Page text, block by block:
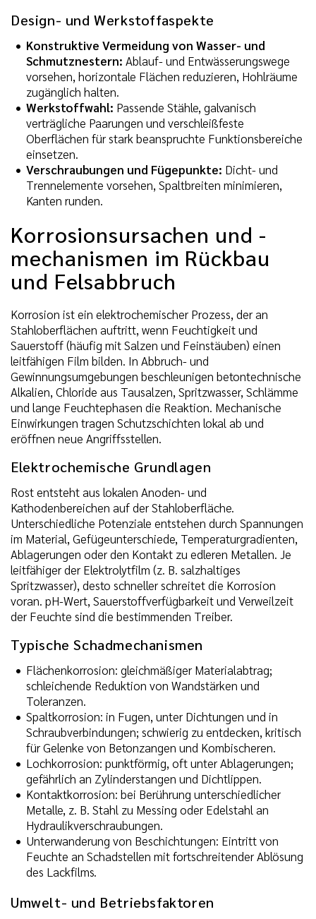
Design- und Werkstoffaspekte
Konstruktive Vermeidung von Wasser- und
Schmutznestern: Ablauf- und Entwässerungswege
vorsehen, horizontale Flächen reduzieren, Hohlräume
zugänglich halten.
Werkstoffwahl: Passende Stähle, galvanisch
verträgliche Paarungen und verschleißfeste
Oberflächen für stark beanspruchte Funktionsbereiche
einsetzen.
Verschraubungen und Fügepunkte: Dicht- und
Trennelemente vorsehen, Spaltbreiten minimieren,
Kanten runden.
Korrosionsursachen und -
mechanismen im Rückbau
und Felsabbruch
Korrosion ist ein elektrochemischer Prozess, der an
Stahloberflächen auftritt, wenn Feuchtigkeit und
Sauerstoff (häufig mit Salzen und Feinstäuben) einen
leitfähigen Film bilden. In Abbruch- und
Gewinnungsumgebungen beschleunigen betontechnische
Alkalien, Chloride aus Tausalzen, Spritzwasser, Schlämme
und lange Feuchtephasen die Reaktion. Mechanische
Einwirkungen tragen Schutzschichten lokal ab und
eröffnen neue Angriffsstellen.
Elektrochemische Grundlagen
Rost entsteht aus lokalen Anoden- und
Kathodenbereichen auf der Stahloberfläche.
Unterschiedliche Potenziale entstehen durch Spannungen
im Material, Gefügeunterschiede, Temperaturgradienten,
Ablagerungen oder den Kontakt zu edleren Metallen. Je
leitfähiger der Elektrolytfilm (z. B. salzhaltiges
Spritzwasser), desto schneller schreitet die Korrosion
voran. pH-Wert, Sauerstoffverfügbarkeit und Verweilzeit
der Feuchte sind die bestimmenden Treiber.
Typische Schadmechanismen
Flächenkorrosion: gleichmäßiger Materialabtrag;
schleichende Reduktion von Wandstärken und
Toleranzen.
Spaltkorrosion: in Fugen, unter Dichtungen und in
Schraubverbindungen; schwierig zu entdecken, kritisch
für Gelenke von Betonzangen und Kombischeren.
Lochkorrosion: punktförmig, oft unter Ablagerungen;
gefährlich an Zylinderstangen und Dichtlippen.
Kontaktkorrosion: bei Berührung unterschiedlicher
Metalle, z. B. Stahl zu Messing oder Edelstahl an
Hydraulikverschraubungen.
Unterwanderung von Beschichtungen: Eintritt von
Feuchte an Schadstellen mit fortschreitender Ablösung
des Lackfilms.
Umwelt- und Betriebsfaktoren